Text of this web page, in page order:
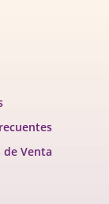
de Venta